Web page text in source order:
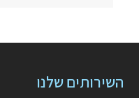
השירותים שלנו